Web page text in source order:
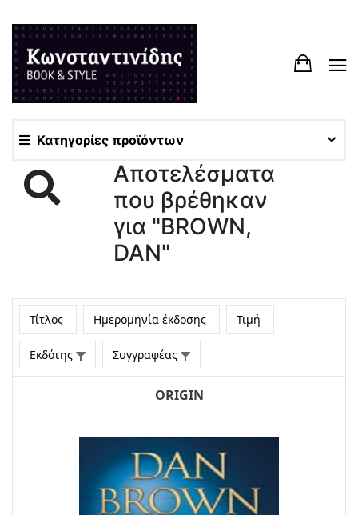
Κατηγορίες προϊόντων
Αποτελέσματα
που βρέθηκαν
για "BROWN,
DAN"
Τίτλος Ημερομηνία έκδοσης Τιμή
Εκδότης Συγγραφέας
ORIGIN